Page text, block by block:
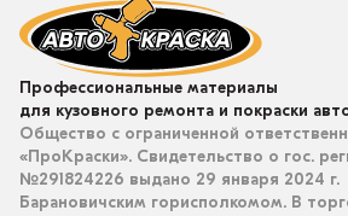
Профессиональные материалы
для кузовного ремонта и покраски
Общество с ограниченной
«ПроКраски». Свидетельство о гос.
№291824226 выдано 29 января 2024 г.
Барановичским горисполкомом. В